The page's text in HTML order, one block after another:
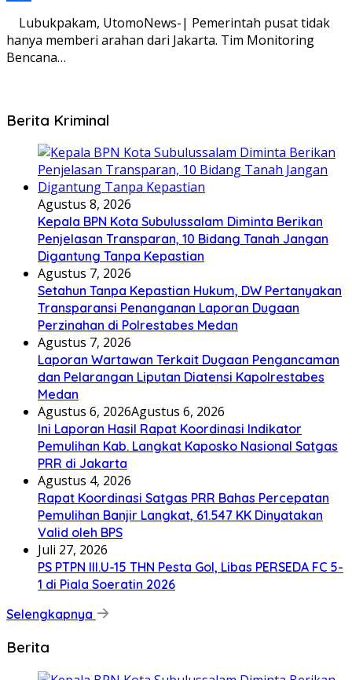
Share
Lubukpakam, UtomoNews-| Pemerintah pusat tidak
hanya memberi arahan dari Jakarta. Tim Monitoring
Bencana…
Berita Kriminal
Agustus 8, 2026
Kepala BPN Kota Subulussalam Diminta Berikan
Penjelasan Transparan, 10 Bidang Tanah Jangan
Digantung Tanpa Kepastian
Agustus 7, 2026
Setahun Tanpa Kepastian Hukum, DW Pertanyakan
Transparansi Penanganan Laporan Dugaan
Perzinahan di Polrestabes Medan
Agustus 7, 2026
Laporan Wartawan Terkait Dugaan Pengancaman
dan Pelarangan Liputan Diatensi Kapolrestabes
Medan
Agustus 6, 2026Agustus 6, 2026
Ini Laporan Hasil Rapat Koordinasi Indikator
Pemulihan Kab. Langkat Kaposko Nasional Satgas
PRR di Jakarta
Agustus 4, 2026
Rapat Koordinasi Satgas PRR Bahas Percepatan
Pemulihan Banjir Langkat, 61.547 KK Dinyatakan
Valid oleh BPS
Juli 27, 2026
PS PTPN III.U-15 THN Pesta Gol, Libas PERSEDA FC 5-
1 di Piala Soeratin 2026
Selengkapnya
Berita